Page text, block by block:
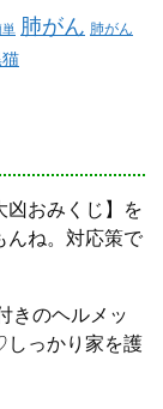
肺がん 肺がん
凶おみくじ】を
んね。対応策で
きのヘルメッ
しっかり家を護